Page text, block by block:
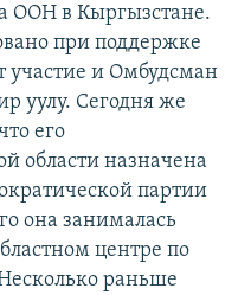
ООН в Кыргызстане.
при поддержке
и Омбудсман
уулу. Сегодня же
его
области назначена
партии
она занималась
центре по
раньше